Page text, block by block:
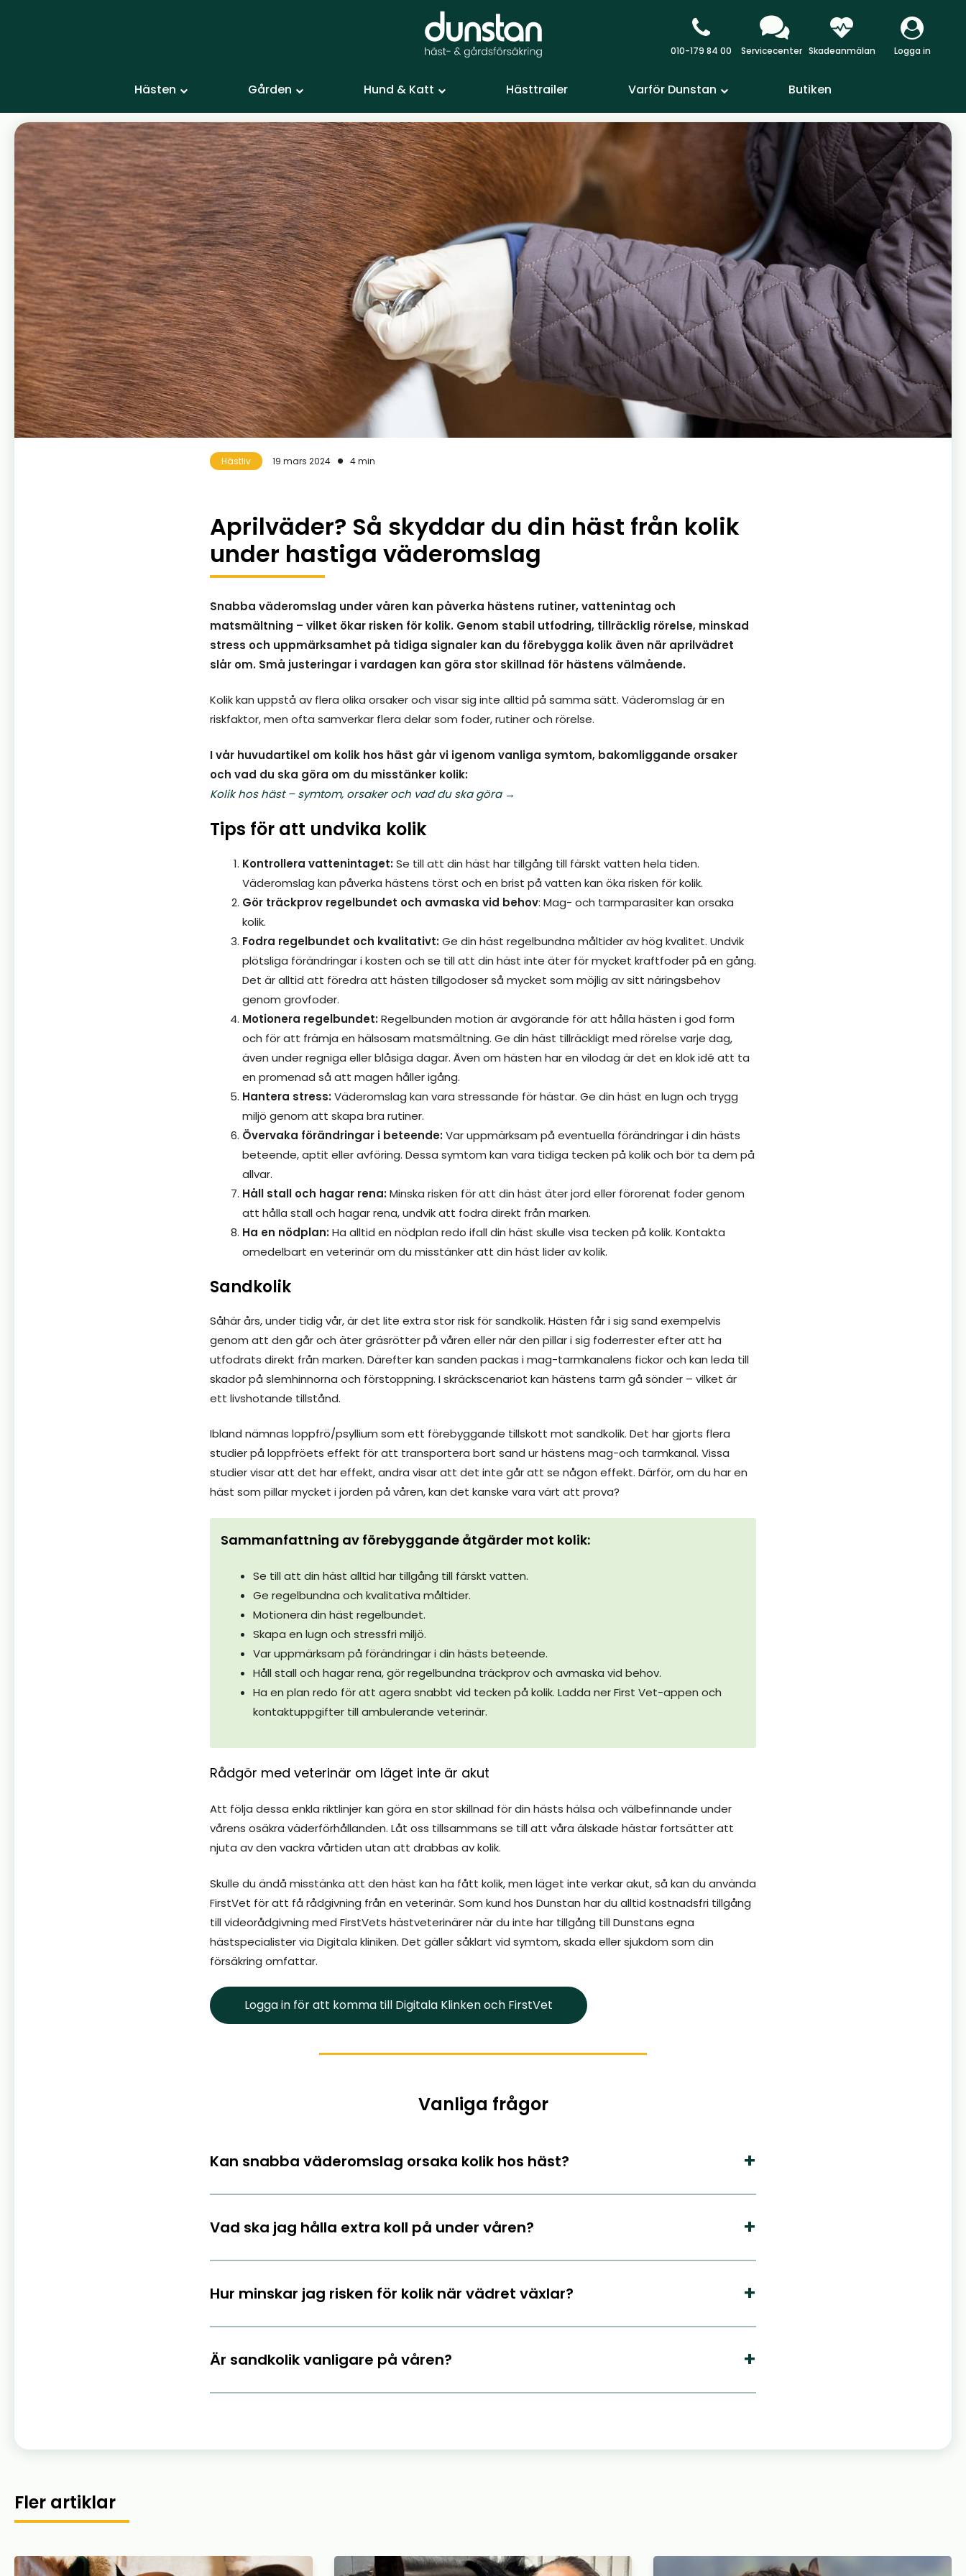
010-179 84 00 Servicecenter Skadeanmälan Logga in
Hästen Gården Hund & Katt Hästtrailer Varför Dunstan Butiken
Hästliv 19 mars 2024 4 min
Aprilväder? Så skyddar du din häst från kolik
under hastiga väderomslag
Snabba väderomslag under våren kan påverka hästens rutiner, vattenintag och
matsmältning – vilket ökar risken för kolik. Genom stabil utfodring, tillräcklig rörelse, minskad
stress och uppmärksamhet på tidiga signaler kan du förebygga kolik även när aprilvädret
slår om. Små justeringar i vardagen kan göra stor skillnad för hästens välmående.
Kolik kan uppstå av flera olika orsaker och visar sig inte alltid på samma sätt. Väderomslag är en
riskfaktor, men ofta samverkar flera delar som foder, rutiner och rörelse.
I vår huvudartikel om kolik hos häst går vi igenom vanliga symtom, bakomliggande orsaker
och vad du ska göra om du misstänker kolik:
Kolik hos häst – symtom, orsaker och vad du ska göra→
Tips för att undvika kolik
Kontrollera vattenintaget:Se till att din häst har tillgång till färskt vatten hela tiden.
Väderomslag kan påverka hästens törst och en brist på vatten kan öka risken för kolik.
Gör träckprov regelbundet och avmaska vid behov: Mag- och tarmparasiter kan orsaka
kolik.
Fodra regelbundet och kvalitativt:Ge din häst regelbundna måltider av hög kvalitet. Undvik
plötsliga förändringar i kosten och se till att din häst inte äter för mycket kraftfoder på en gång.
Det är alltid att föredra att hästen tillgodoser så mycket som möjlig av sitt näringsbehov
genom grovfoder.
Motionera regelbundet:Regelbunden motion är avgörande för att hålla hästen i god form
och för att främja en hälsosam matsmältning. Ge din häst tillräckligt med rörelse varje dag,
även under regniga eller blåsiga dagar. Även om hästen har en vilodag är det en klok idé att ta
en promenad så att magen håller igång.
Hantera stress:Väderomslag kan vara stressande för hästar. Ge din häst en lugn och trygg
miljö genom att skapa bra rutiner.
Övervaka förändringar i beteende:Var uppmärksam på eventuella förändringar i din hästs
beteende, aptit eller avföring. Dessa symtom kan vara tidiga tecken på kolik och bör ta dem på
allvar.
Håll stall och hagar rena:Minska risken för att din häst äter jord eller förorenat foder genom
att hålla stall och hagar rena, undvik att fodra direkt från marken.
Ha en nödplan:Ha alltid en nödplan redo ifall din häst skulle visa tecken på kolik. Kontakta
omedelbart en veterinär om du misstänker att din häst lider av kolik.
Sandkolik
Såhär års, under tidig vår, är det lite extra stor risk för sandkolik. Hästen får i sig sand exempelvis
genom att den går och äter gräsrötter på våren eller när den pillar i sig foderrester efter att ha
utfodrats direkt från marken. Därefter kan sanden packas i mag-tarmkanalens fickor och kan leda till
skador på slemhinnorna och förstoppning. I skräckscenariot kan hästens tarm gå sönder – vilket är
ett livshotande tillstånd.
Ibland nämnas loppfrö/psyllium som ett förebyggande tillskott mot sandkolik. Det har gjorts flera
studier på loppfröets effekt för att transportera bort sand ur hästens mag-och tarmkanal. Vissa
studier visar att det har effekt, andra visar att det inte går att se någon effekt. Därför, om du har en
häst som pillar mycket i jorden på våren, kan det kanske vara värt att prova?
Sammanfattning av förebyggande åtgärder mot kolik:
Se till att din häst alltid har tillgång till färskt vatten.
Ge regelbundna och kvalitativa måltider.
Motionera din häst regelbundet.
Skapa en lugn och stressfri miljö.
Var uppmärksam på förändringar i din hästs beteende.
Håll stall och hagar rena, gör regelbundna träckprov och avmaska vid behov.
Ha en plan redo för att agera snabbt vid tecken på kolik. Ladda ner First Vet-appen och
kontaktuppgifter till ambulerande veterinär.
Rådgör med veterinär om läget inte är akut
Att följa dessa enkla riktlinjer kan göra en stor skillnad för din hästs hälsa och välbefinnande under
vårens osäkra väderförhållanden. Låt oss tillsammans se till att våra älskade hästar fortsätter att
njuta av den vackra vårtiden utan att drabbas av kolik.
Skulle du ändå misstänka att den häst kan ha fått kolik, men läget inte verkar akut, så kan du använda
FirstVet för att få rådgivning från en veterinär. Som kund hos Dunstan har du alltid kostnadsfri tillgång
till videorådgivning med FirstVets hästveterinärer när du inte har tillgång till Dunstans egna
hästspecialister via Digitala kliniken. Det gäller såklart vid symtom, skada eller sjukdom som din
försäkring omfattar.
Logga in för att komma till Digitala Klinken och FirstVet
Vanliga frågor
Kan snabba väderomslag orsaka kolik hos häst?
Vad ska jag hålla extra koll på under våren?
Hur minskar jag risken för kolik när vädret växlar?
Är sandkolik vanligare på våren?
Fler artiklar